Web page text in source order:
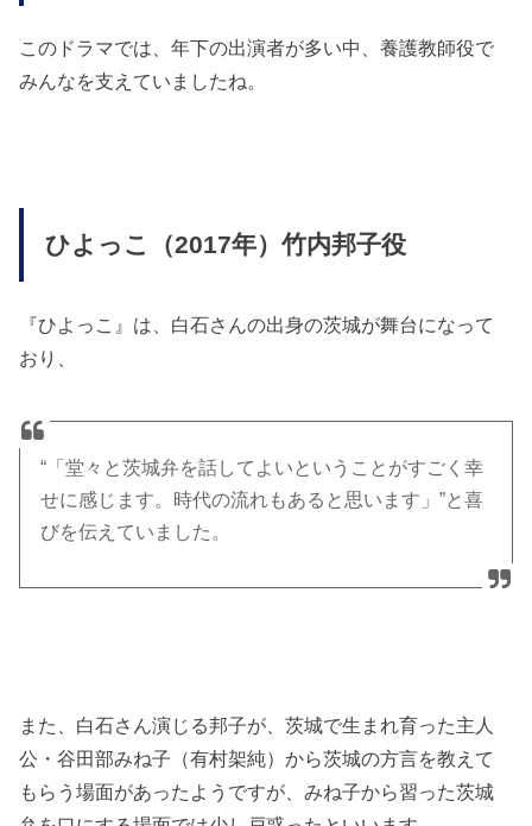
このドラマでは、年下の出演者が多い中、養護教師役で
みんなを支えていましたね。
ひよっこ（2017年）竹内邦子役
『ひよっこ』は、白石さんの出身の茨城が舞台になって
おり、
“「堂々と茨城弁を話してよいということがすごく幸
せに感じます。時代の流れもあると思います」”と喜
びを伝えていました。
また、白石さん演じる邦子が、茨城で生まれ育った主人
公・谷田部みね子（有村架純）から茨城の方言を教えて
もらう場面があったようですが、みね子から習った茨城